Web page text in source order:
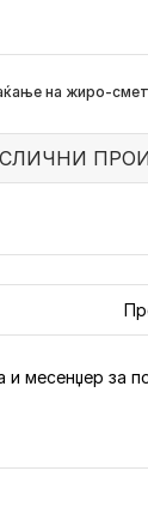
на жиро-
СЛИЧНИ
месенџер за